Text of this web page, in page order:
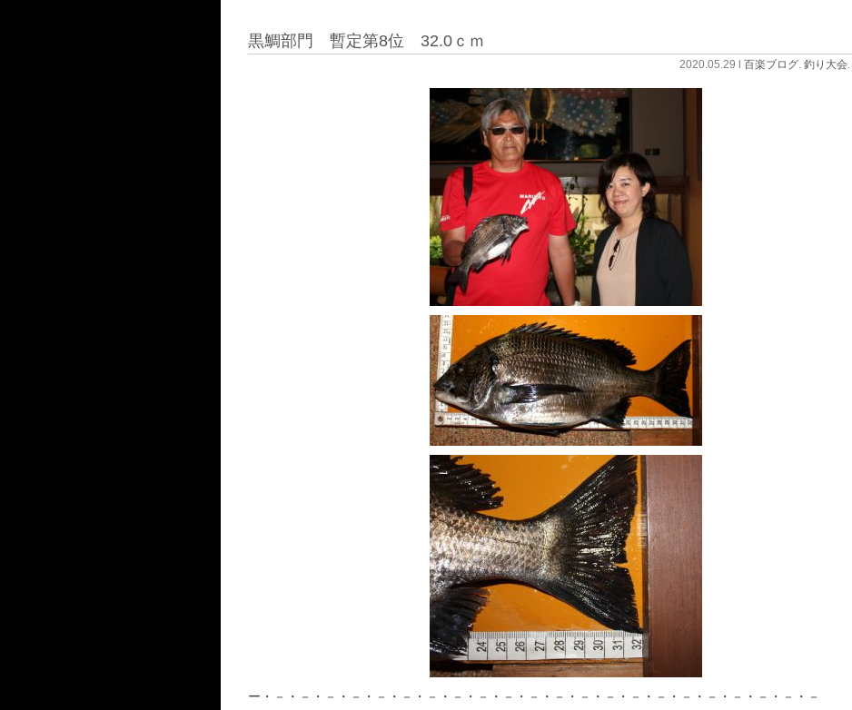
黒鯛部門 暫定第8位 32.0ｃｍ
2020.05.29 l 百楽ブログ. 釣り大会.
ー・－・－・－・－・－・－・－・－・－・－・－・－・－・－・－・－・－・－・－・－・－・－